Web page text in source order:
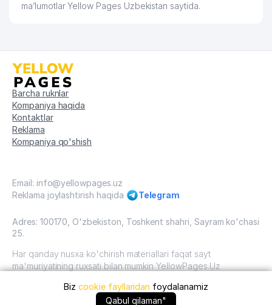
ma’lumotlar Yellow Pages Uzbekistan saytida.
+99871 ... qo'ng'iroq qilish
Barcha ruknlar
Kompaniya haqida
Kontaktlar
Reklama
Kompaniya qo'shish
Email: info@yellowpages.uz
Reklama joylashtirish haqida
Telegram
Adres: 100170, O'zbekiston, Toshkent shahri, Sayram ko'chasi
25.
Har qanday nusxa ko'chirish materiallari faqat sayt
ma'muriyatining ruxsati bilan mumkin YellowPages.Uz
O'zbekiston, 2009 - 2026 / O'zbekiston "sariq
sahifalar"mualliflik huquqi. Barcha huquqlar himoyalangan.
Bizcookie fayllaridan foydalanamiz
Qabul qilaman"